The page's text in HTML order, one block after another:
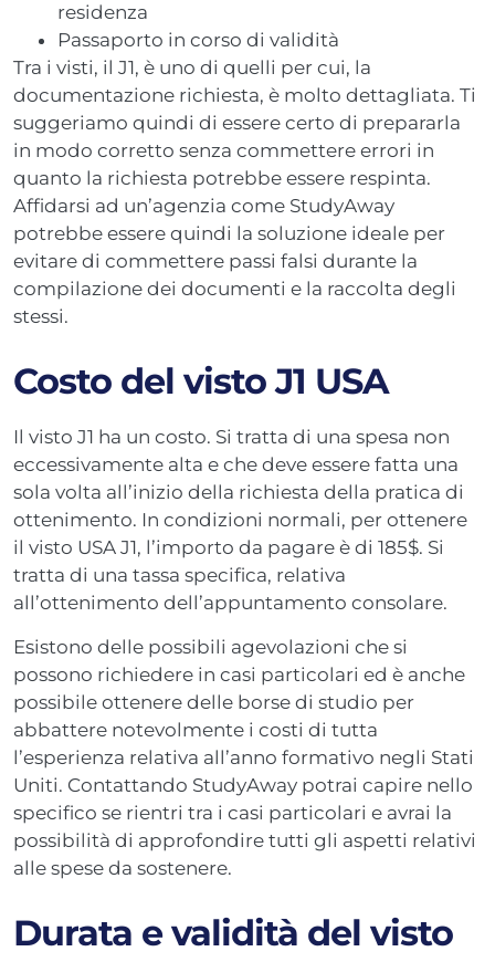
residenza
Passaporto in corso di validità
Tra i visti, il J1, è uno di quelli per cui, la
documentazione richiesta, è molto dettagliata. Ti
suggeriamo quindi di essere certo di prepararla
in modo corretto senza commettere errori in
quanto la richiesta potrebbe essere respinta.
Affidarsi ad un’agenzia come StudyAway
potrebbe essere quindi la soluzione ideale per
evitare di commettere passi falsi durante la
compilazione dei documenti e la raccolta degli
stessi.
Costo del visto J1 USA
Il visto J1 ha un costo. Si tratta di una spesa non
eccessivamente alta e che deve essere fatta una
sola volta all’inizio della richiesta della pratica di
ottenimento. In condizioni normali, per ottenere
il visto USA J1, l’importo da pagare è di 185$. Si
tratta di una tassa specifica, relativa
all’ottenimento dell’appuntamento consolare.
Esistono delle possibili agevolazioni che si
possono richiedere in casi particolari ed è anche
possibile ottenere delle borse di studio per
abbattere notevolmente i costi di tutta
l’esperienza relativa all’anno formativo negli Stati
Uniti. Contattando StudyAway potrai capire nello
specifico se rientri tra i casi particolari e avrai la
possibilità di approfondire tutti gli aspetti relativi
alle spese da sostenere.
Durata e validità del visto